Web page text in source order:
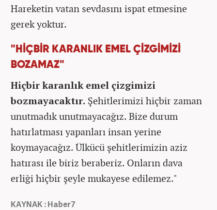
Hareketin vatan sevdasını ispat etmesine
gerek yoktur.
"HİÇBİR KARANLIK EMEL ÇİZGİMİZİ
BOZAMAZ"
Hiçbir karanlık emel çizgimizi
bozmayacaktır. Şehitlerimizi hiçbir zaman
unutmadık unutmayacağız. Bize durum
hatırlatması yapanları insan yerine
koymayacağız. Ülkücü şehitlerimizin aziz
hatırası ile biriz beraberiz. Onların dava
erliği hiçbir şeyle mukayese edilemez."
KAYNAK : Haber7